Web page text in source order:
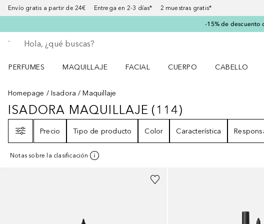
Envío gratis a partir de 24€ Entrega en 2-3 días* 2 muestras gratis*
-15% de descuento
Regresar
Ejecutar búsqueda
PERFUMES
MAQUILLAJE
FACIAL
CUERPO
CABELLO
Homepage
Isadora Maquillaje
ISADORA MAQUILLAJE114
ISADORA MAQUILLAJE (114)
Precio
Tipo de producto Color Característica
Notas sobre la clasificación
+ 9